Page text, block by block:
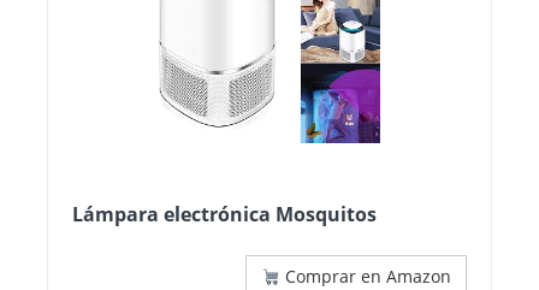
Lámpara electrónica Mosquitos
Comprar en Amazon